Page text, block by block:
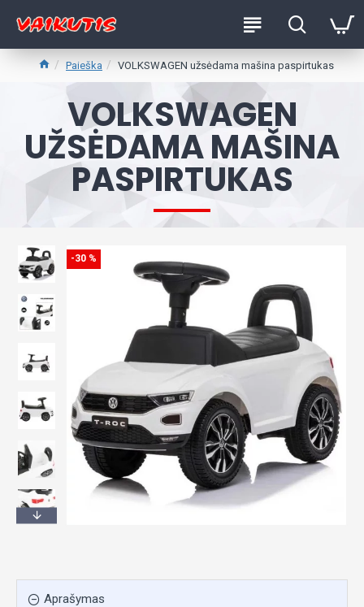
Paieška VOLKSWAGEN užsėdama mašina paspirtukas
VOLKSWAGEN
UŽSĖDAMA MAŠINA
PASPIRTUKAS
-30 %
Aprašymas